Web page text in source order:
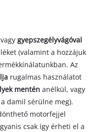
vagygyepszegélyvágóval
(valamint a hozzájuk
Az
rugalmas használatot
menténanélkül, vagy
damil sérülne meg).
motorfejjel
csak így érheti el a